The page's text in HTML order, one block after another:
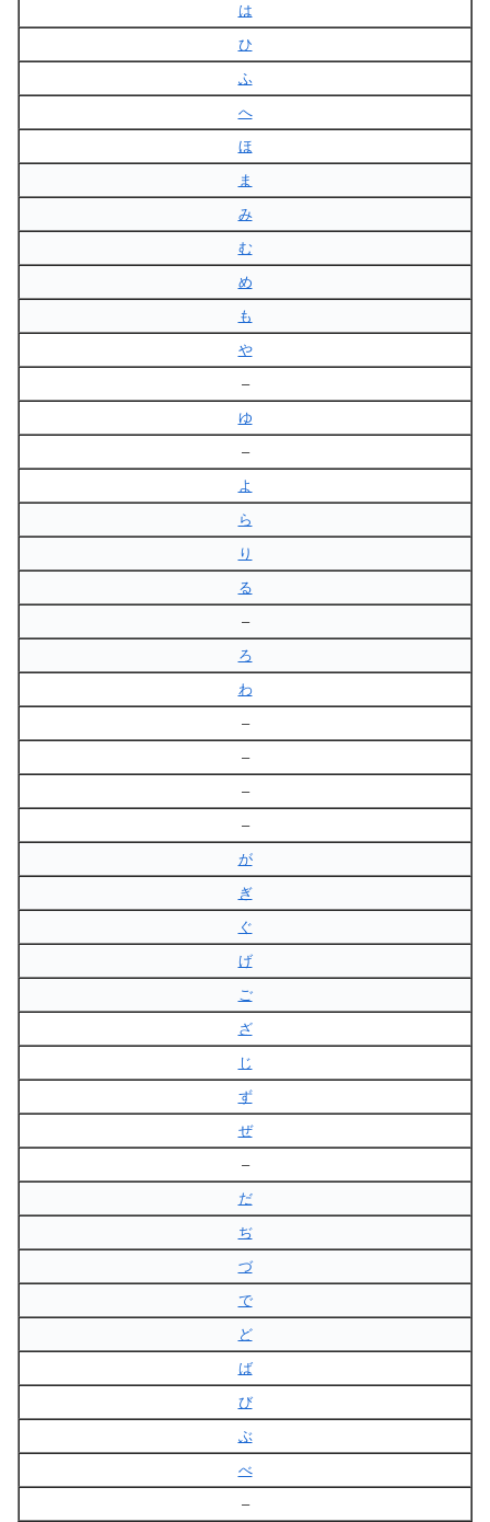
は
ひ
ふ
へ
ほ
ま
み
む
め
も
や
–
ゆ
–
よ
ら
り
る
–
ろ
わ
–
–
–
–
が
ぎ
ぐ
げ
ご
ざ
じ
ず
ぜ
–
だ
ぢ
づ
で
ど
ば
び
ぶ
べ
–